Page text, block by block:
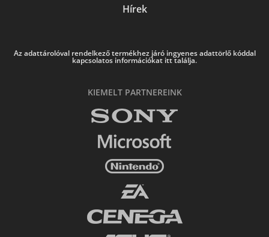
Hírek
Az adattárolóval rendelkező termékhez járó ingyenes adattörlő kóddal
kapcsolatos információkat itt találja.
KIEMELT PARTNEREINK